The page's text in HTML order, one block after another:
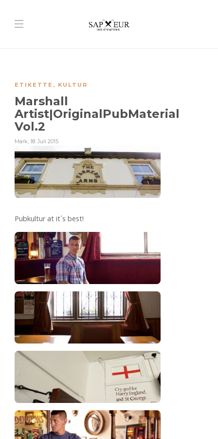
ETIKETTE , KULTUR
Marshall
Artist|OriginalPubMaterial
Vol.2
Mark, 18. Juli 2015
Pubkultur at it´s best!